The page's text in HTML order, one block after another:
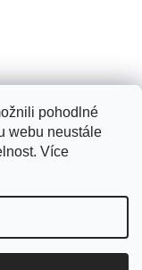
pohodlné
webu neustále
Více